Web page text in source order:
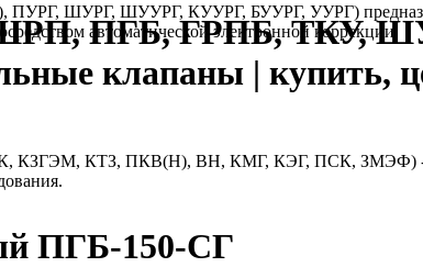
ШУРГ, ШУУРГ, КУУРГ, БУУРГ, УУРГ)
автоматической электронной коррекции.
КЗГЭМ, КТЗ, ПКВ(Н), ВН, КМГ, КЭГ, ПСК, ЗМЭФ) -
ПГБ, ГРПБ, ТКУ,
клапаны | купить,
ПГБ-150-СГ